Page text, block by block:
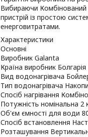
Вибираючи Комбінований
пристрій із простою
енерговитратами.
Характеристики
Основні
Виробник Galanta
Країна виробник Болгарія
Вид водонагрівача
Тип водонагрівача
Спосіб нагрівання
Потужність номінальна 2
Об'єм ємності для води
Спосіб встановлення
Розташування